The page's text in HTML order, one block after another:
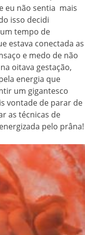
eu não sentia mais
isso decidi
tempo de
estava conectada as
e medo de não
oitava gestação,
energia que
um gigantesco
vontade de parar de
as técnicas de
pelo prâna!